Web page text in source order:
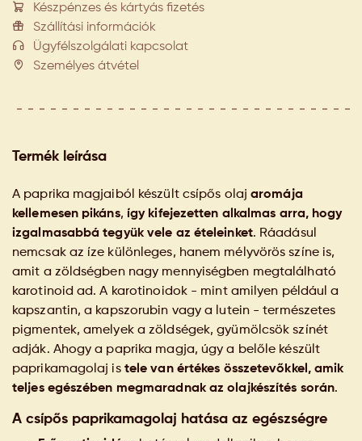
Készpénzes és kártyás fizetés
Szállítási információk
Ügyfélszolgálati kapcsolat
Személyes átvétel
Termék leírása
A paprika magjaiból készült csípős olaj aromája
kellemesen pikáns, így kifejezetten alkalmas arra, hogy
izgalmasabbá tegyük vele az ételeinket. Ráadásul
nemcsak az íze különleges, hanem mélyvörös színe is,
amit a zöldségben nagy mennyiségben megtalálható
karotinoid ad. A karotinoidok - mint amilyen például a
kapszantin, a kapszorubin vagy a lutein - természetes
pigmentek, amelyek a zöldségek, gyümölcsök színét
adják. Ahogy a paprika magja, úgy a belőle készült
paprikamagolaj is tele van értékes összetevőkkel, amik
teljes egészében megmaradnak az olajkészítés során.
A csípős paprikamagolaj hatása az egészségre